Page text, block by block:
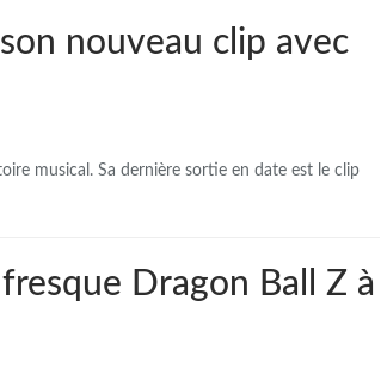
nouveau clip avec
musical. Sa dernière sortie en date est le clip
Dragon Ball Z à